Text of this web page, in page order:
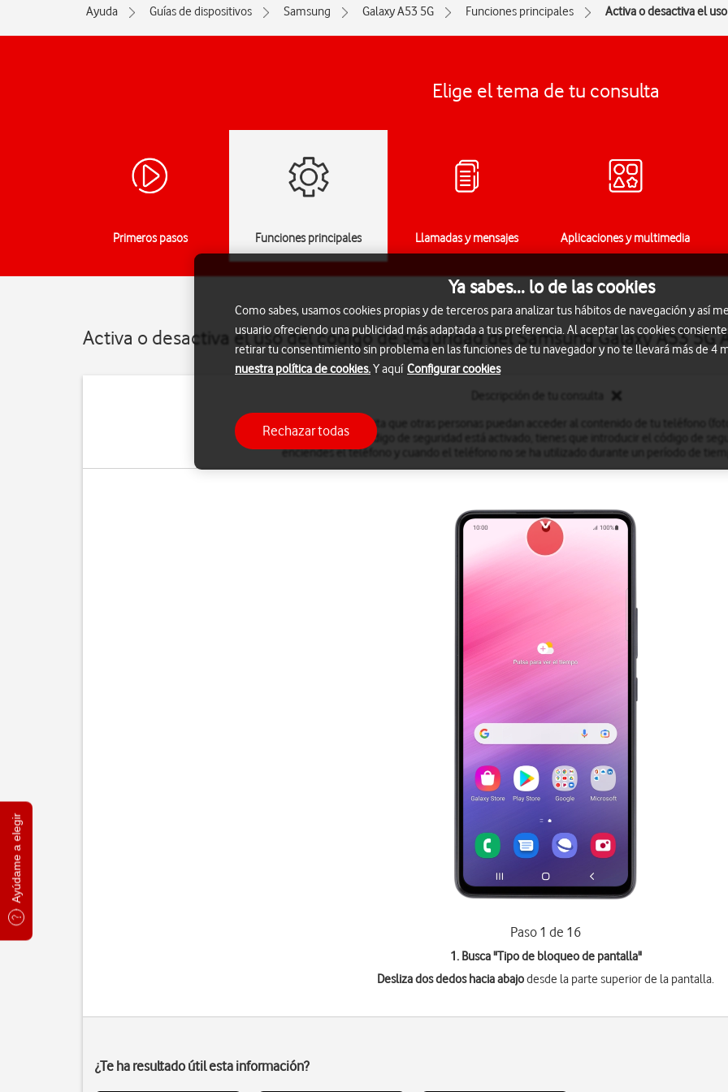
Ayúdame a elegir
Ayuda Guías de dispositivos Samsung Galaxy A53 5G Funciones principales Activa o desactiva el
Elige el tema de tu consulta
Primeros pasos Funciones principales Llamadas y mensajes Aplicaciones y multimedia
Activa o desactiva el uso del código de seguridad del Samsung Galaxy A53 5G
El código de seguridad evita que otras personas puedan acceder al contenido de tu teléfono
Cuando el uso del código de seguridad está activado, tienes que introducir el código de
enciendes el teléfono y cuando el teléfono no se ha utilizado durante un período de
Paso 1 de 16
1. Busca "Tipo de bloqueo de pantalla"
Desliza dos dedos hacia abajodesde la parte superior de la pantalla.
¿Te ha resultado útil esta información?
Ya sabes... lo de las cookies
Como sabes, usamos cookies propias y de terceros para analizar tus hábitos de navegación y así
usuario ofreciendo una publicidad más adaptada a tus preferencia. Al aceptar las cookies
retirar tu consentimiento sin problema en las funciones de tu navegador y no te llevará más de 4
nuestra política de cookies.Y aquí Configurar cookies
Rechazar todas